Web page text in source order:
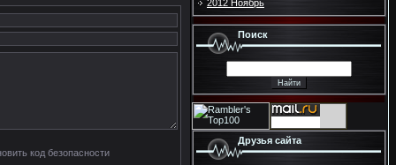
2012 Ноябрь
Поиск
Друзья сайта